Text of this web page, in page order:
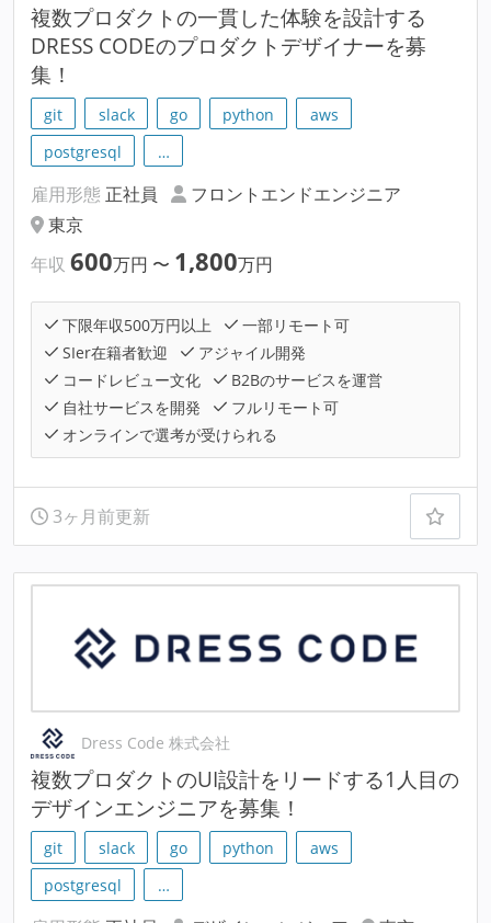
複数プロダクトの一貫した体験を設計する
DRESS CODEのプロダクトデザイナーを募
集！
git slack go python
aws
postgresql
…
雇用形態 正社員
フロントエンドエンジニア
東京
年収 600万円 〜 1,800万円
下限年収500万円以上
一部リモート可
SIer在籍者歓迎
アジャイル開発
コードレビュー文化
B2Bのサービスを運営
自社サービスを開発
フルリモート可
オンラインで選考が受けられる
3ヶ月前更新
Dress Code 株式会社
複数プロダクトのUI設計をリードする1人目の
デザインエンジニアを募集！
git slack go python
aws
postgresql
…